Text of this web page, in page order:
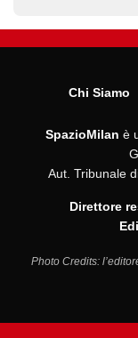
Chi Siamo
SpazioMilan è
Aut. Tribunale
Direttore
Photo Credits: